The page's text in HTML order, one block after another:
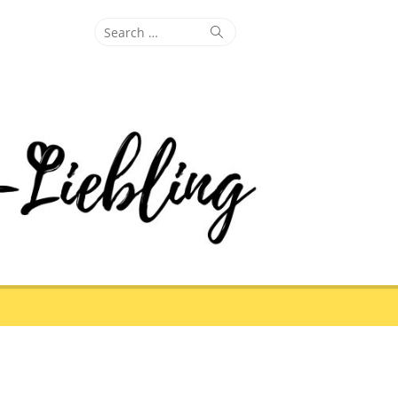
Search
Search